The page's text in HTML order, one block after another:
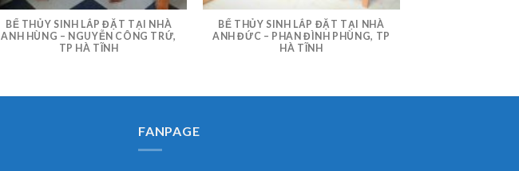
BỂ THỦY SINH LẮP ĐẶT TẠI NHÀ
ANH HÙNG – NGUYỄN CÔNG TRỨ,
TP HÀ TĨNH
BỂ THỦY SINH LẮP ĐẶT TẠI NHÀ
ANH ĐỨC – PHAN ĐÌNH PHÙNG, TP
HÀ TĨNH
FANPAGE